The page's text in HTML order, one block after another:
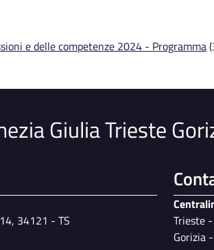
e delle competenze 2024 - Programma
Giulia Trieste
34121 - TS
Trieste
Gorizia